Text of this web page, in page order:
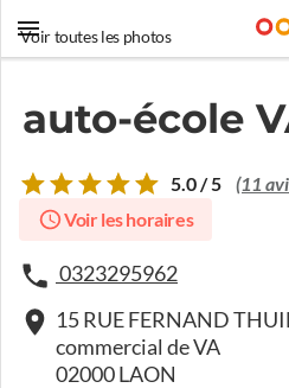
Voir toutes les photos
auto-école
5.0 / 5 (11
Voir les horaires
0323295962
15 RUE FERNAND
commercial de VA
02000 LAON